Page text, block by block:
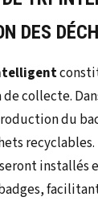
DES
collecte.
du
installés